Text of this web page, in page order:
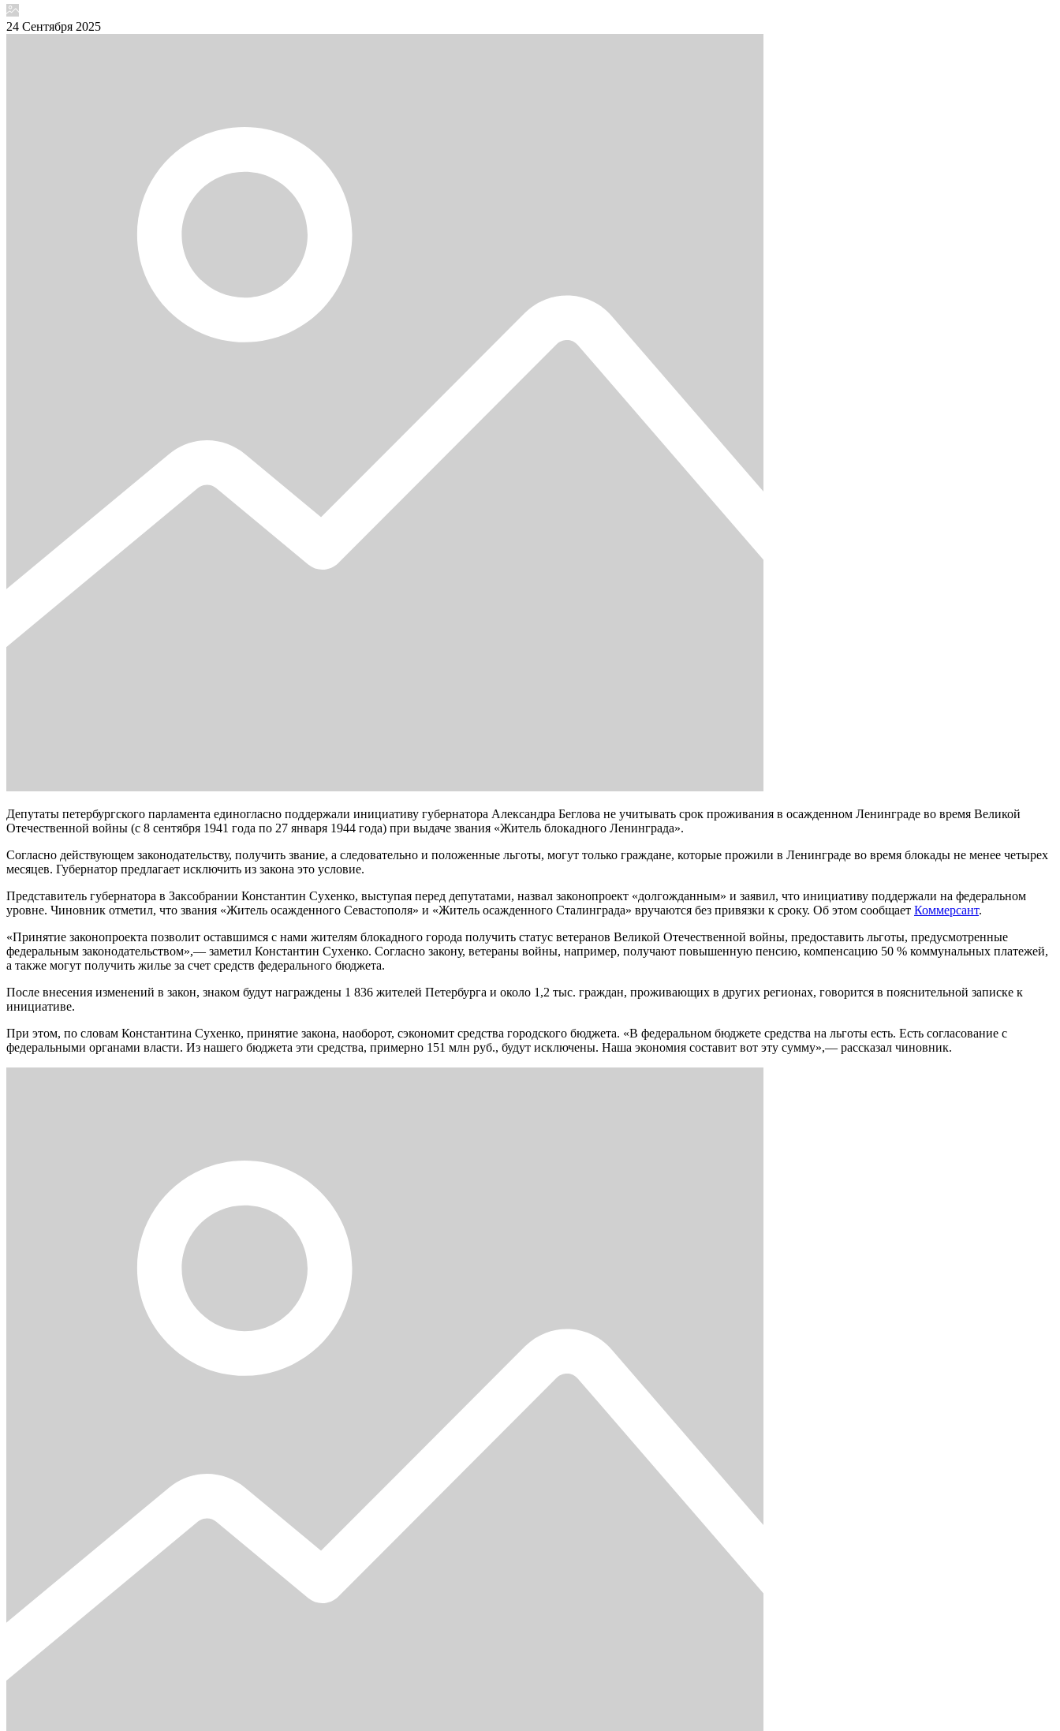
24 Сентября 2025
Депутаты петербургского парламента единогласно поддержали инициативу губернатора Александра Беглова не учитывать срок проживания в осажденном Ленинграде во время Великой
Отечественной войны (с 8 сентября 1941 года по 27 января 1944 года) при выдаче звания «Житель блокадного Ленинграда».
Согласно действующем законодательству, получить звание, а следовательно и положенные льготы, могут только граждане, которые прожили в Ленинграде во время блокады не менее четырех
месяцев. Губернатор предлагает исключить из закона это условие.
Представитель губернатора в Заксобрании Константин Сухенко, выступая перед депутатами, назвал законопроект «долгожданным» и заявил, что инициативу поддержали на федеральном
уровне. Чиновник отметил, что звания «Житель осажденного Севастополя» и «Житель осажденного Сталинграда» вручаются без привязки к сроку. Об этом сообщает Коммерсант.
«Принятие законопроекта позволит оставшимся с нами жителям блокадного города получить статус ветеранов Великой Отечественной войны, предоставить льготы, предусмотренные
федеральным законодательством»,— заметил Константин Сухенко. Согласно закону, ветераны войны, например, получают повышенную пенсию, компенсацию 50 % коммунальных платежей,
а также могут получить жилье за счет средств федерального бюджета.
После внесения изменений в закон, знаком будут награждены 1 836 жителей Петербурга и около 1,2 тыс. граждан, проживающих в других регионах, говорится в пояснительной записке к
инициативе.
При этом, по словам Константина Сухенко, принятие закона, наоборот, сэкономит средства городского бюджета. «В федеральном бюджете средства на льготы есть. Есть согласование с
федеральными органами власти. Из нашего бюджета эти средства, примерно 151 млн руб., будут исключены. Наша экономия составит вот эту сумму»,— рассказал чиновник.